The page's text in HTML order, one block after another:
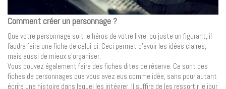
Comment créer un personnage ?
Que votre personnage soit le héros de votre livre, ou juste un figurant, il
faudra faire une fiche de celui-ci. Ceci permet d’avoir les idées claires,
mais aussi de mieux s’organiser.
Vous pouvez également faire des fiches dites de réserve. Ce sont des
fiches de personnages que vous avez eus comme idée, sans pour autant
écrire une histoire dans lequel les intégrer. Il suffira de les ressortir le jour